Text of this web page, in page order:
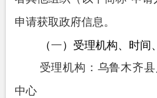
申请获取政府信息。
（一）受理机构、时间
受理机构：乌鲁木齐
中心